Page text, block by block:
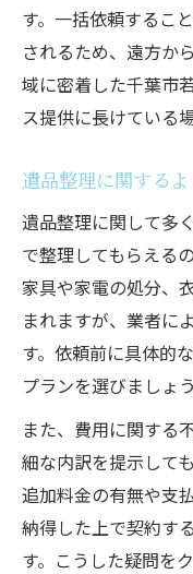
す。一括依頼するこ
されるため、遠方か
域に密着した千葉市
ス提供に長けている
遺品整理に関する
遺品整理に関して多
で整理してもらえる
家具や家電の処分、
まれますが、業者に
す。依頼前に具体的
プランを選びましょう
また、費用に関する
細な内訳を提示して
追加料金の有無や支
納得した上で契約す
す。こうした疑問を